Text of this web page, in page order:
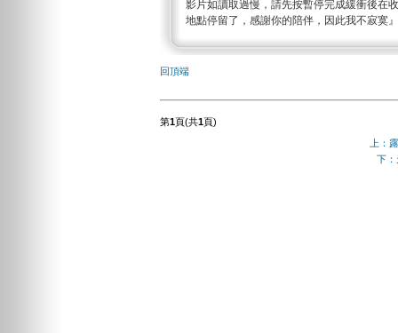
影片如讀取過慢，請先按暫停完成緩衝後在
地點停留了，感謝你的陪伴，因此我不寂寞』
回頂端
第1頁(共1頁)
上：
下